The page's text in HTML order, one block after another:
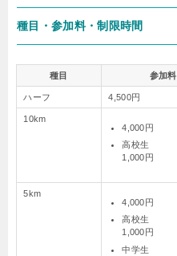
種目・参加料・制限時間
種目 参加料
ハーフ 4,500円
10km
4,000円
高校生
1,000円
5km
4,000円
高校生
1,000円
中学生